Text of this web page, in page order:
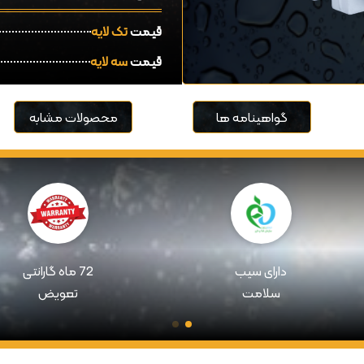
قیمتتک لایه
قیمتسه لایه
گواهینامه ها محصولات مشابه
دارای سیب
سلامت
72 ماه گارانتی
تعویض